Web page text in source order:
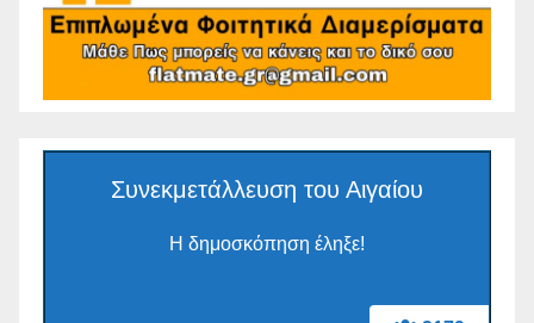
Συνεκμετάλλευση του Αιγαίου
Η δημοσκόπηση έληξε!